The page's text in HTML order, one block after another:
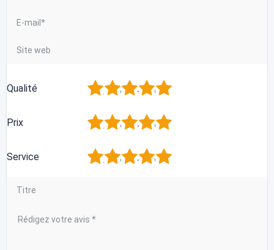
Qualité 5
4
3
2
Prix 5
4
3
2
Service 5
4
3
2